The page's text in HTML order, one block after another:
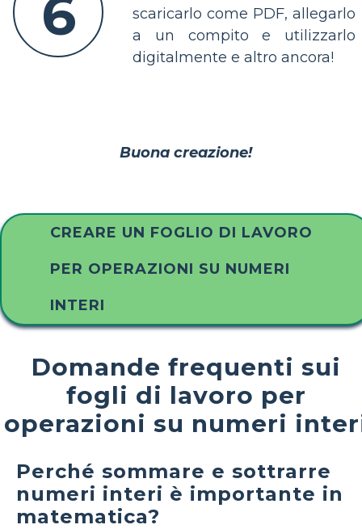
6
scaricarlo come PDF, allegarlo
a un compito e utilizzarlo
digitalmente e altro ancora!
Buona creazione!
CREARE UN FOGLIO DI LAVORO
PER OPERAZIONI SU NUMERI
INTERI
Domande frequenti sui
fogli di lavoro per
operazioni su numeri
Perché sommare e sottrarre
numeri interi è importante in
matematica?